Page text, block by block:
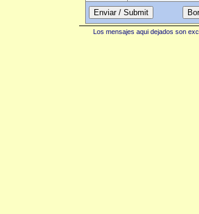
Enviar / Submit
Los mensajes aqui dejados son